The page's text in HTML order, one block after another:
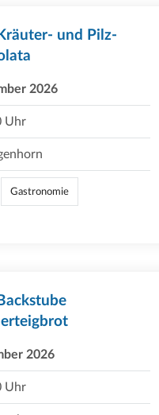
und Pilz-
2026
Uhr
Gastronomie
2026
Uhr